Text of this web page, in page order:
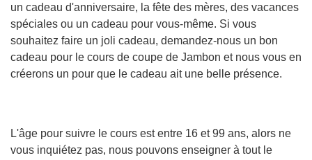
un cadeau d'anniversaire, la fête des mères, des vacances
spéciales ou un cadeau pour vous-même. Si vous
souhaitez faire un joli cadeau, demandez-nous un bon
cadeau pour le cours de coupe de Jambon et nous vous en
créerons un pour que le cadeau ait une belle présence.
L'âge pour suivre le cours est entre 16 et 99 ans, alors ne
vous inquiétez pas, nous pouvons enseigner à tout le